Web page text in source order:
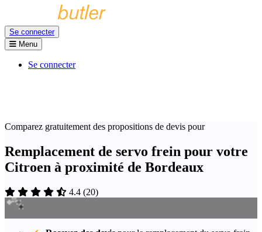
Se connecter
Menu
Se connecter
Comparez gratuitement des propositions de devis pour
Remplacement de servo frein pour votre
Citroen à proximité de Bordeaux
4.4 (20)